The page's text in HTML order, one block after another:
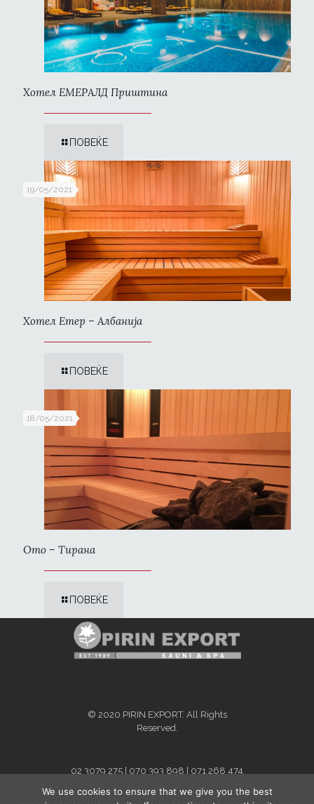
Хотел ЕМЕРАЛД Приштина
ПОВЕЌЕ
19/05/2021
Хотел Етер – Албанија
ПОВЕЌЕ
18/05/2021
Ото – Тирана
ПОВЕЌЕ
© 2020 PIRIN EXPORT. All Rights
Reserved.
02 3079 275 | 070 393 898 | 071 268 474
For Kosovo and Albania - contact
We use cookies to ensure that we give you the best